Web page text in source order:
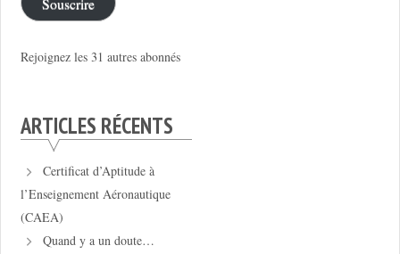
Rejoignez les 31 autres abonnés
ARTICLES RÉCENTS
Certificat d’Aptitude à
l’Enseignement Aéronautique
(CAEA)
Quand y a un doute…